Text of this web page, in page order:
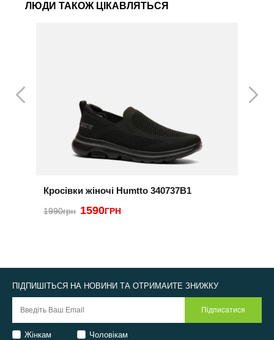
ЛЮДИ ТАКОЖ ЦІКАВЛЯТЬСЯ
Кросівки жіночі Humtto 340737B1
1990грн 1590ГРН
ПІДПИШІТЬСЯ НА НОВИНИ ТА ОТРИМАЙТЕ ЗНИЖКУ
Жінкам Чоловікам